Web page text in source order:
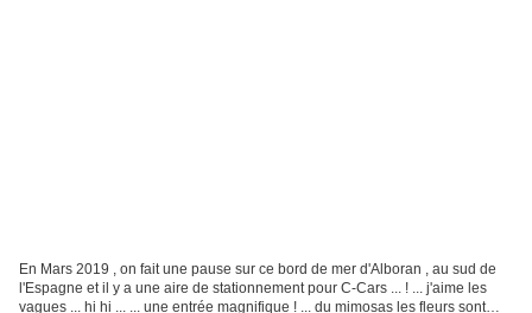
En Mars 2019 , on fait une pause sur ce bord de mer d'Alboran , au sud de
l'Espagne et il y a une aire de stationnement pour C-Cars ... ! ... j'aime les
vagues ... hi hi ... ... une entrée magnifique ! ... du mimosas les fleurs sont